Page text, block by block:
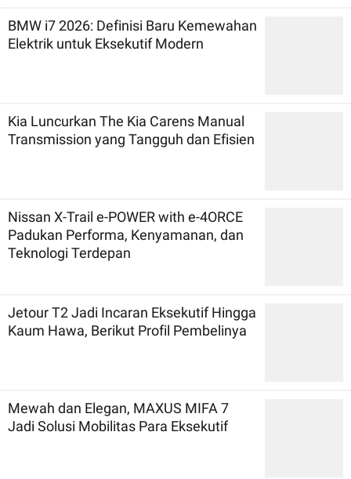
BMW i7 2026: Definisi Baru Kemewahan
Elektrik untuk Eksekutif Modern
Kia Luncurkan The Kia Carens Manual
Transmission yang Tangguh dan Efisien
Nissan X-Trail e-POWER with e-4ORCE
Padukan Performa, Kenyamanan, dan
Teknologi Terdepan
Jetour T2 Jadi Incaran Eksekutif Hingga
Kaum Hawa, Berikut Profil Pembelinya
Mewah dan Elegan, MAXUS MIFA 7
Jadi Solusi Mobilitas Para Eksekutif